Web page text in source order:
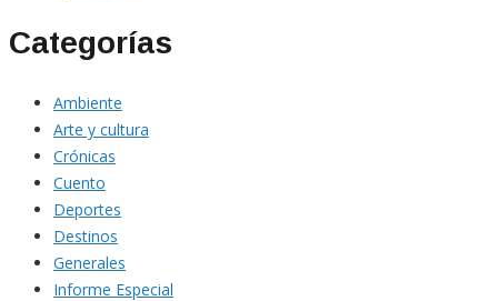
Categorías
Ambiente
Arte y cultura
Crónicas
Cuento
Deportes
Destinos
Generales
Informe Especial